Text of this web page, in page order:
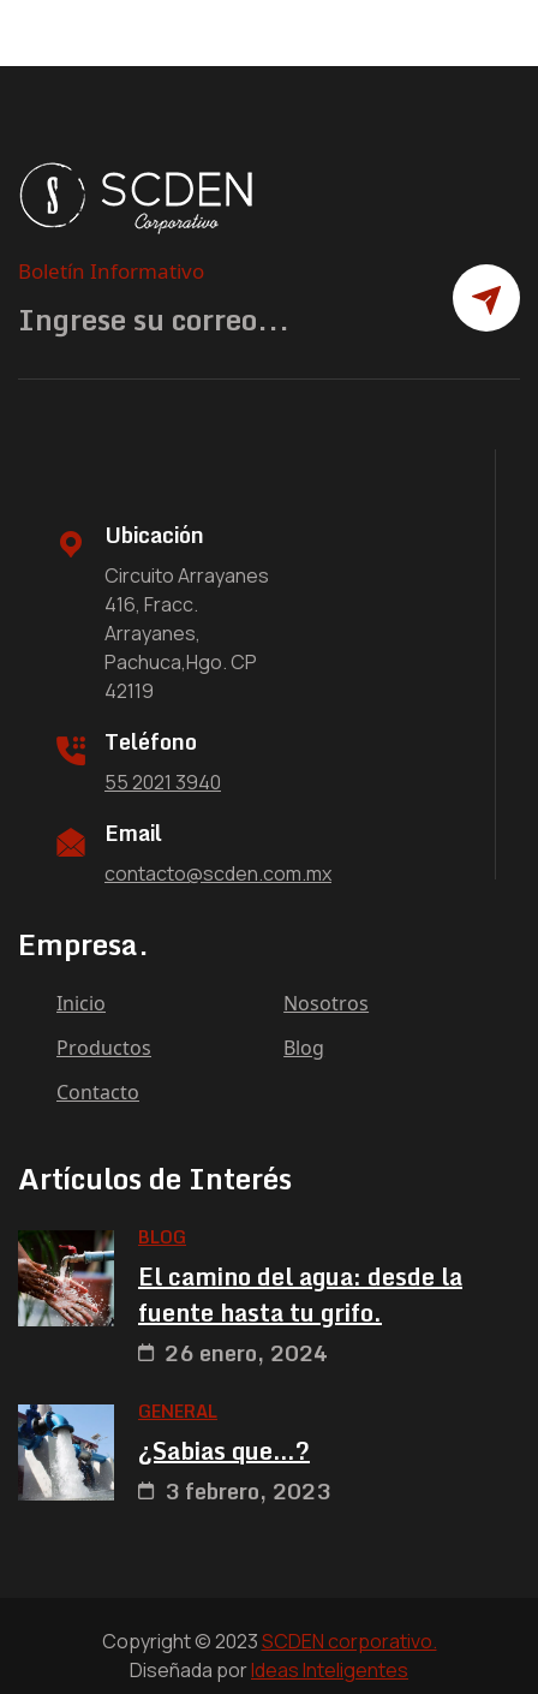
Boletín Informativo
Ubicación
Circuito Arrayanes
416, Fracc.
Arrayanes,
Pachuca,Hgo. CP
42119
Teléfono
55 2021 3940
Email
contacto@scden.com.mx
Empresa.
Inicio
Nosotros
Productos
Blog
Contacto
Artículos de Interés
BLOG
El camino del agua: desde la
fuente hasta tu grifo.
26 enero, 2024
GENERAL
¿Sabias que…?
3 febrero, 2023
Copyright © 2023SCDEN corporativo.
Diseñada porIdeas Inteligentes